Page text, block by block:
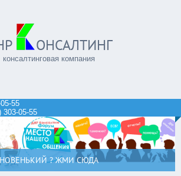
ОНСАЛТИНГ
консалтинговая компания
55
303-05-55
НОВЕНЬКИЙ ? ЖМИ СЮДА